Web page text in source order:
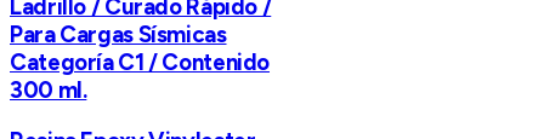
Ladrillo / Curado Rápido /
Para Cargas Sísmicas
Categoría C1 / Contenido
300 ml.